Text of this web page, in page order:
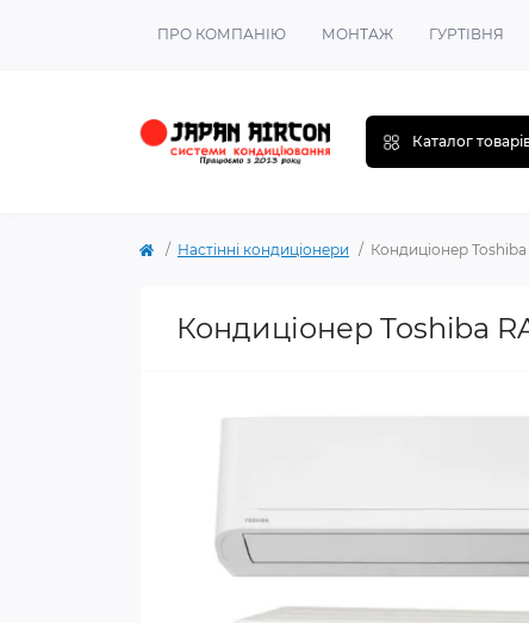
ПРО КОМПАНІЮ МОНТАЖ ГУРТІВНЯ
Каталог
Настінні кондиціонери Кондиціонер Toshiba
Кондиціонер Toshiba